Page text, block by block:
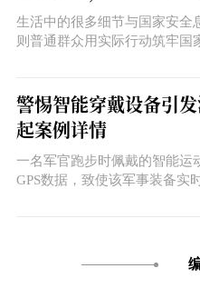
生活中的很多细节与国家安全
则普通群众用实际行动筑牢国
警惕智能穿戴设备引
起案例详情
一名军官跑步时佩戴的智能运
GPS数据，致使该军事装备实
该国国防安全造成难以弥补的
泄密风险再次走入人们的视